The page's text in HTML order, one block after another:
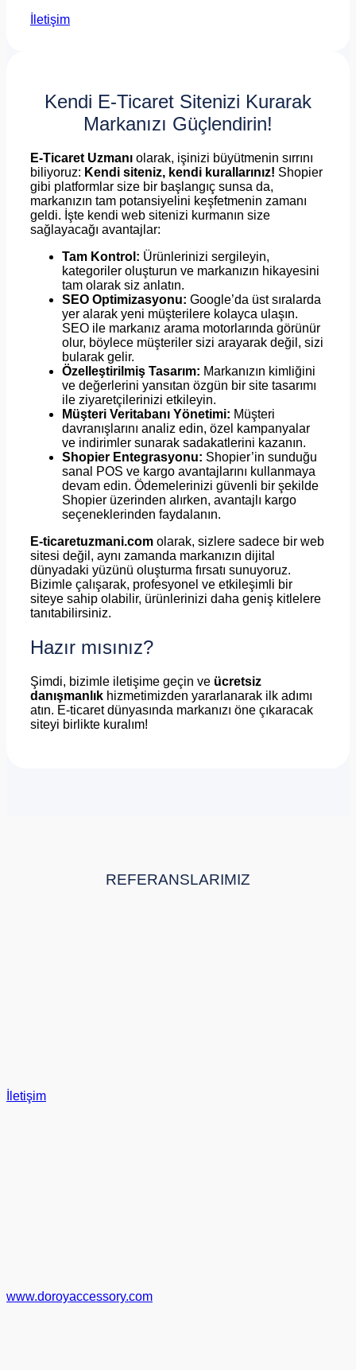
İletişim
Kendi E-Ticaret Sitenizi Kurarak
Markanızı Güçlendirin!
E-Ticaret Uzmanı olarak, işinizi büyütmenin sırrını
biliyoruz: Kendi siteniz, kendi kurallarınız! Shopier
gibi platformlar size bir başlangıç sunsa da,
markanızın tam potansiyelini keşfetmenin zamanı
geldi. İşte kendi web sitenizi kurmanın size
sağlayacağı avantajlar:
Tam Kontrol: Ürünlerinizi sergileyin,
kategoriler oluşturun ve markanızın hikayesini
tam olarak siz anlatın.
SEO Optimizasyonu: Google’da üst sıralarda
yer alarak yeni müşterilere kolayca ulaşın.
SEO ile markanız arama motorlarında görünür
olur, böylece müşteriler sizi arayarak değil, sizi
bularak gelir.
Özelleştirilmiş Tasarım: Markanızın kimliğini
ve değerlerini yansıtan özgün bir site tasarımı
ile ziyaretçilerinizi etkileyin.
Müşteri Veritabanı Yönetimi: Müşteri
davranışlarını analiz edin, özel kampanyalar
ve indirimler sunarak sadakatlerini kazanın.
Shopier Entegrasyonu: Shopier’in sunduğu
sanal POS ve kargo avantajlarını kullanmaya
devam edin. Ödemelerinizi güvenli bir şekilde
Shopier üzerinden alırken, avantajlı kargo
seçeneklerinden faydalanın.
E-ticaretuzmani.com olarak, sizlere sadece bir web
sitesi değil, aynı zamanda markanızın dijital
dünyadaki yüzünü oluşturma fırsatı sunuyoruz.
Bizimle çalışarak, profesyonel ve etkileşimli bir
siteye sahip olabilir, ürünlerinizi daha geniş kitlelere
tanıtabilirsiniz.
Hazır mısınız?
Şimdi, bizimle iletişime geçin ve ücretsiz
danışmanlık hizmetimizden yararlanarak ilk adımı
atın. E-ticaret dünyasında markanızı öne çıkaracak
siteyi birlikte kuralım!
REFERANSLARIMIZ
İletişim
www.doroyaccessory.com